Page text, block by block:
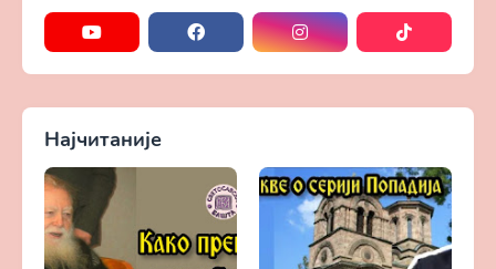
Најчитаније